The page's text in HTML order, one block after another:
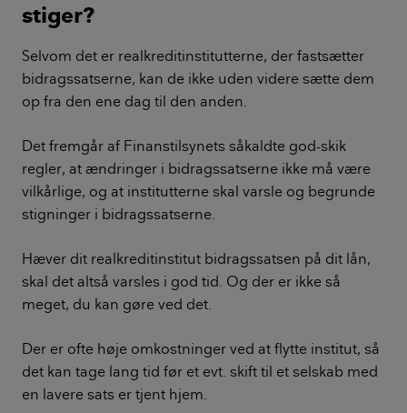
stiger?
Selvom det er realkreditinstitutterne, der fastsætter
bidragssatserne, kan de ikke uden videre sætte dem
op fra den ene dag til den anden.
Det fremgår af Finanstilsynets såkaldte god-skik
regler, at ændringer i bidragssatserne ikke må være
vilkårlige, og at institutterne skal varsle og begrunde
stigninger i bidragssatserne.
Hæver dit realkreditinstitut bidragssatsen på dit lån,
skal det altså varsles i god tid. Og der er ikke så
meget, du kan gøre ved det.
Der er ofte høje omkostninger ved at flytte institut, så
det kan tage lang tid før et evt. skift til et selskab med
en lavere sats er tjent hjem.